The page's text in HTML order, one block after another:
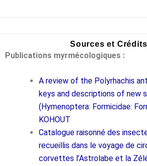
Sources et
Publications myrmécologiques :
A review of the Polyrhachis
keys and descriptions of new
(Hymenoptera: Formicidae:
KOHOUT
Catalogue raisonné des
recueillis dans le voyage de
corvettes l’Astrolabe et la